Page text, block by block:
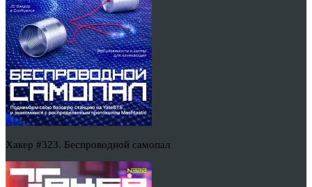
Хакер #323. Беспроводной самопал